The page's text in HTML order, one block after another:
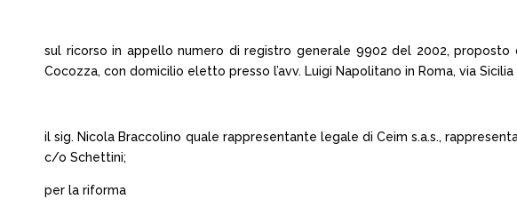
sul ricorso in appello numero di registro generale 9902 del 2002, proposto
Cocozza, con domicilio eletto presso l’avv. Luigi Napolitano in Roma, via Sicilia
il sig. Nicola Braccolino quale rappresentante legale di Ceim s.a.s.,
c/o Schettini;
per la riforma